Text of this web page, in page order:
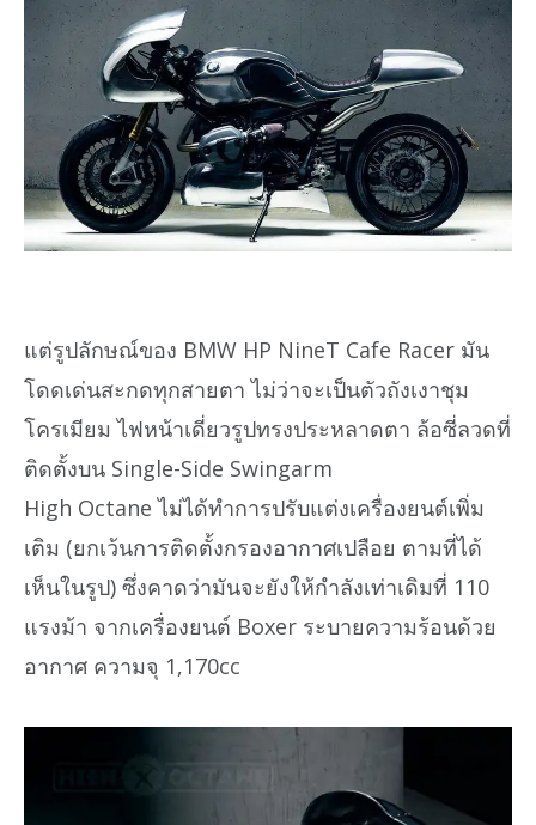
แต่รูปลักษณ์ของ BMW HP NineT Cafe Racer มัน
โดดเด่นสะกดทุกสายตา ไม่ว่าจะเป็นตัวถังเงาชุม
โครเมียม ไฟหน้าเดี่ยวรูปทรงประหลาดตา ล้อซี่ลวดที่
ติดตั้งบน Single-Side Swingarm
High Octane ไม่ได้ทำการปรับแต่งเครื่องยนต์เพิ่ม
เติม (ยกเว้นการติดตั้งกรองอากาศเปลือย ตามที่ได้
เห็นในรูป) ซึ่งคาดว่ามันจะยังให้กำลังเท่าเดิมที่ 110
แรงม้า จากเครื่องยนต์ Boxer ระบายความร้อนด้วย
อากาศ ความจุ 1,170cc